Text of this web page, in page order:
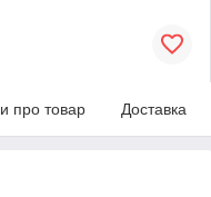
про товар Доставка